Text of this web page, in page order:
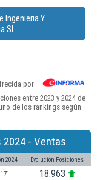
Ingenieria Y
Sl.
por
entre 2023 y 2024 de
de los rankings según
- Ventas
2024 Evolución Posiciones
18.963